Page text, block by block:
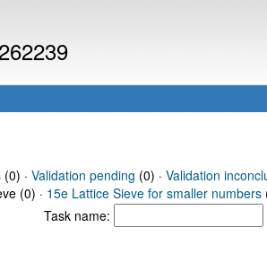
(0) · Validation pending (0) · Validation
(0) · 15e Lattice Sieve for smaller numbers
Task name: